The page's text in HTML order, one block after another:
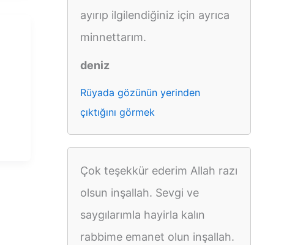
ayırıp ilgilendiğiniz için ayrıca
minnettarım.
deniz
Rüyada gözünün yerinden
çıktığını görmek
Çok teşekkür ederim Allah razı
olsun inşallah. Sevgi ve
saygılarımla hayirla kalın
rabbime emanet olun inşallah.